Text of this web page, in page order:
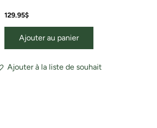
129.95$
Ajouter au panier
Ajouter à la liste de souhait